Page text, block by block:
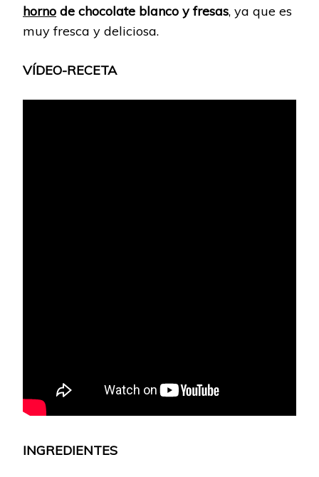
horno de chocolate blanco y fresas, ya que es
muy fresca y deliciosa.
VÍDEO-RECETA
INGREDIENTES